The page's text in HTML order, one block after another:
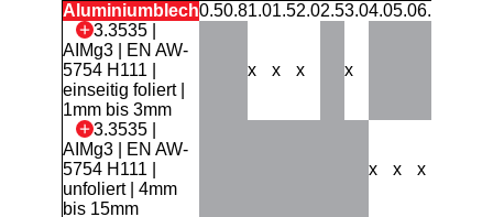
Aluminiumblech0.50.81.01.52.02.53.04.05.06.0
3.3535 |
AIMg3 | EN AW-
5754 H111 |
einseitig foliert |
1mm bis 3mm
x x x x
3.3535 |
AIMg3 | EN AW-
5754 H111 |
unfoliert | 4mm
bis 15mm
x x x